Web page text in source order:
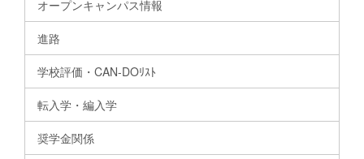
オープンキャンパス情報
進路
学校評価・CAN-DOﾘｽﾄ
転入学・編入学
奨学金関係